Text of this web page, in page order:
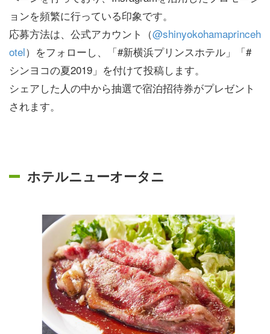
ョンを頻繁に行っている印象です。
応募方法は、公式アカウント（@shinyokohamaprinceh
otel）をフォローし、「#新横浜プリンスホテル」「#
シンヨコの夏2019」を付けて投稿します。
シェアした人の中から抽選で宿泊招待券がプレゼント
されます。
ホテルニューオータニ